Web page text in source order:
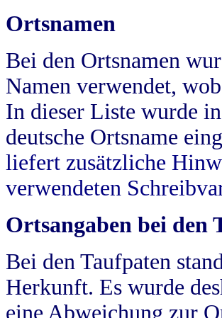
Ortsnamen
Bei den Ortsnamen
Namen verwendet,
In dieser Liste wurde
deutsche Ortsname
liefert zusätzliche
verwendeten
Ortsangaben bei den
Bei den Taufpaten
Herkunft. Es wurde
eine Abweichung zur